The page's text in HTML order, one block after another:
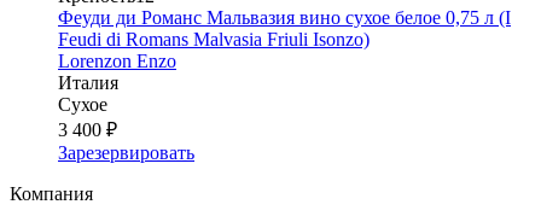
Феуди ди Романс Мальвазия вино сухое белое 0,75 л (I
Feudi di Romans Malvasia Friuli Isonzo)
Lorenzon Enzo
Италия
Сухое
3 400 ₽
Зарезервировать
Компания